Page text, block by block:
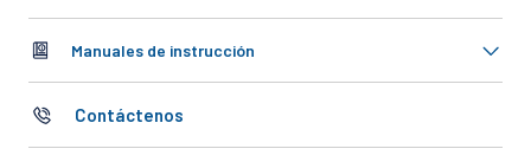
Manuales de instrucción
Contáctenos
.
8.
horno
.
tritan